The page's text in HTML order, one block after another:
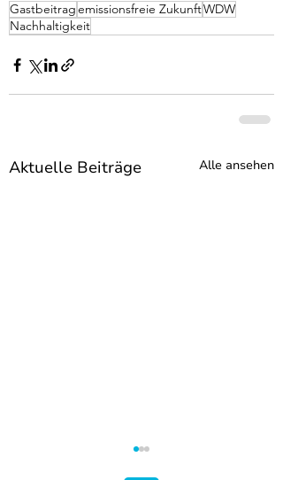
Gastbeitragemissionsfreie ZukunftWDW
Nachhaltigkeit
Aktuelle Beiträge Alle ansehen